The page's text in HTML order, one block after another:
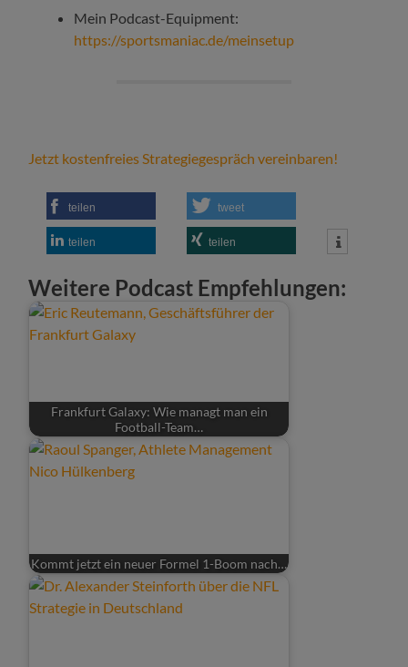
Mein Podcast-Equipment:
https://sportsmaniac.de/meinsetup
Jetzt kostenfreies Strategiegespräch vereinbaren!
teilen tweet
teilen teilen
Weitere Podcast Empfehlungen:
Frankfurt Galaxy: Wie managt man ein
Football-Team…
Kommt jetzt ein neuer Formel 1-Boom nach…